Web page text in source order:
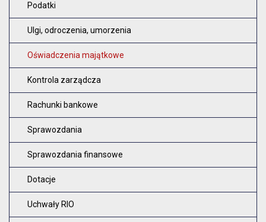
Podatki
Ulgi, odroczenia, umorzenia
Oświadczenia majątkowe
Kontrola zarządcza
Rachunki bankowe
Sprawozdania
Sprawozdania finansowe
Dotacje
Uchwały RIO